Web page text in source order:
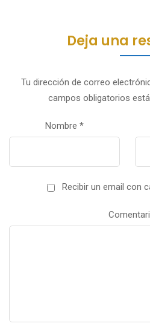
Deja una
Tu dirección de correo
campos obligatorios
Nombre *
Recibir un email con